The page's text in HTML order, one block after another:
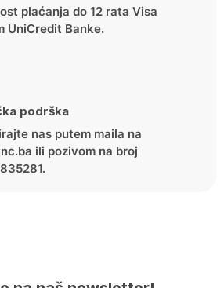
plaćanja do 12 rata Visa
UniCredit Banke.
podrška
nas putem maila na
ili pozivom na broj